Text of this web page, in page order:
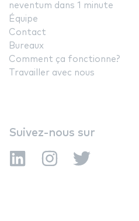
neventum dans 1 minute
Équipe
Contact
Bureaux
Comment ça fonctionne?
Travailler avec nous
Suivez-nous sur